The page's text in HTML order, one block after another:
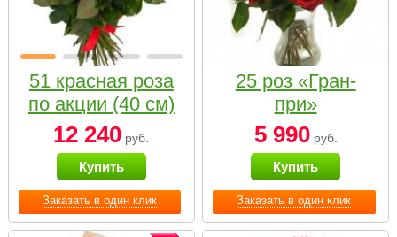
Заказать в один клик
51 красная роза
по акции (40 см)
12 240 руб.
Купить
Заказать в один клик
25 роз «Гран-
при»
5 990руб.
Купить